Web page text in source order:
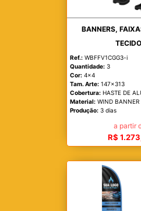
BANNERS,
Ref.: WBFFV1CGG3-i
Quantidade: 3
Cor: 4x4
Tam. Arte: 147x313
Cobertura: HASTE DE
Material: WIND BANNER
Produção: 3 dias
a partir
R$